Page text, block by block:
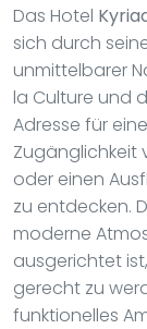
Das Hotel
sich durch
unmittelbarer
la Culture und
Adresse für
Zugänglichkeit
oder einen
zu entdecken.
moderne
ausgerichtet
gerecht zu
funktionelles